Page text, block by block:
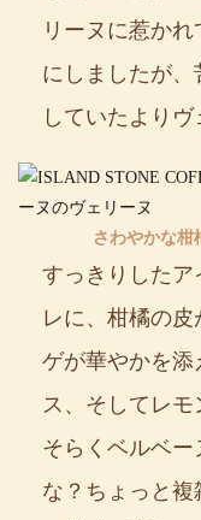
リーヌに惹か
にしましたが
していたよりヴ
さわやかな柑
すっきりしたア
レに、柑橘の
ゲが華やかを添
ス、そしてレ
そらくベルベー
な？ちょっと